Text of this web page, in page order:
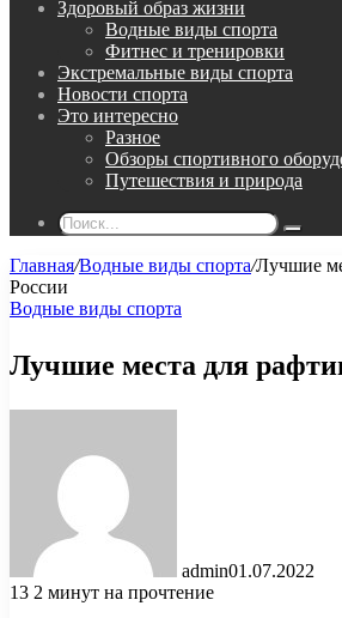
Здоровый образ жизни
Водные виды спорта
Фитнес и тренировки
Экстремальные виды спорта
Новости спорта
Это интересно
Разное
Обзоры спортивного
Путешествия и природа
Главная/Водные виды спорта/Лучшие
России
Водные виды спорта
Лучшие места для
admin01.07.2022
13 2 минут на прочтение